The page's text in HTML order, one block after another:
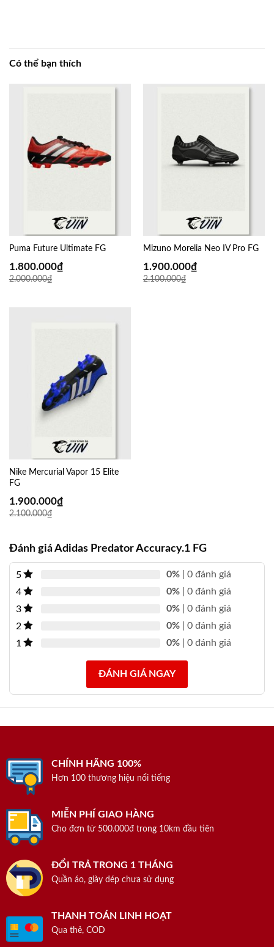
Có thể bạn thích
Puma Future Ultimate FG
2.000.000₫
1.800.000₫
Mizuno Morelia Neo IV Pro FG
2.100.000₫
1.900.000₫
Nike Mercurial Vapor 15 Elite
FG
2.100.000₫
1.900.000₫
Đánh giá Adidas Predator Accuracy.1 FG
5 0% | 0 đánh giá
4
0% | 0 đánh giá
3
0% | 0 đánh giá
2
0% | 0 đánh giá
1
0% | 0 đánh giá
ĐÁNH GIÁ NGAY
CHÍNH HÃNG 100%
Hơn 100 thương hiệu nổi tiếng
MIỄN PHÍ GIAO HÀNG
Cho đơn từ 500.000đ trong 10km đầu tiên
ĐỔI TRẢ TRONG 1 THÁNG
Quần áo, giày dép chưa sử dụng
THANH TOÁN LINH HOẠT
Qua thẻ, COD